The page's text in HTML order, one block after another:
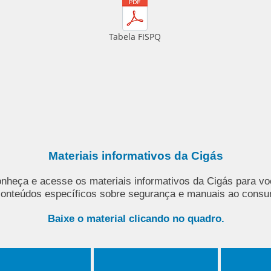
Tabela FISPQ
Materiais informativos da Cigás
e acesse os materiais informativos da Cigás para
específicos sobre segurança e manuais ao
Baixe o material clicando no quadro.